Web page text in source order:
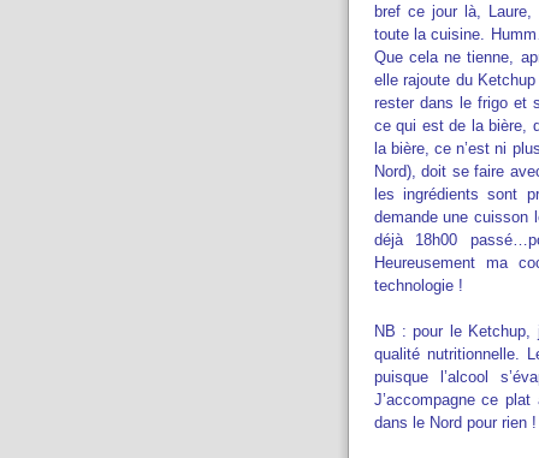
bref ce jour là,
toute la cuisine.
Que cela ne tienne,
elle rajoute du
rester dans le frigo et
ce qui est de la bière,
la bière, ce n’est ni
Nord), doit se faire
les ingrédients sont
demande une cuisson
déjà 18h00
Heureusement ma
technologie !
NB : pour le Ketchup,
qualité nutritionnelle.
puisque l’alcool
J’accompagne ce
dans le Nord pour rien !